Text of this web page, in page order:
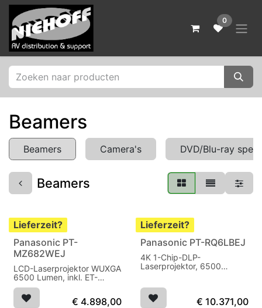
Zum Inhalt springen
0
Beamers
Beamers Camera's DVD/Blu-ray
Beamers
Lieferzeit?
Panasonic PT-
MZ682WEJ
LCD-Laserprojektor WUXGA
6500 Lumen, inkl. ET-
ELS20-Objektiv, HDBaseT,
weiß
€ 4.898,00
Lieferzeit?
Panasonic PT-RQ6LBEJ
4K 1-Chip-DLP-
Laserprojektor, 6500
€ 10.371,00